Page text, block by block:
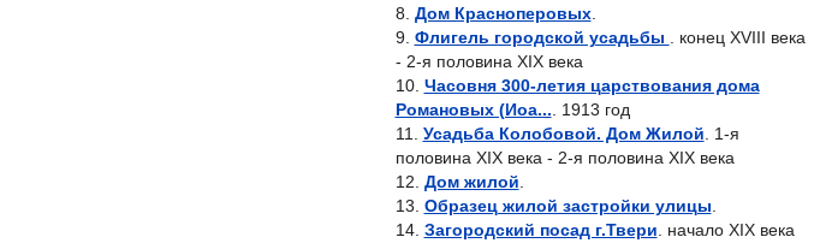
Дом Красноперовых.
Флигель городской усадьбы
. конец XVIII века
- 2-я половина XIX века
Часовня 300-летия царствования дома
Романовых (Иоа... . 1913 год
Усадьба Колобовой. Дом Жилой . 1-я
половина XIX века - 2-я половина XIX века
Дом жилой
Образец жилой застройки улицы
Загородский посад г.Твери . начало XIX века